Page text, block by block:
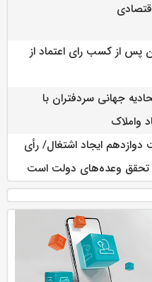
پس از کسب رای اعتماد از
جهانی سردفتران با
واملاک
دوازدهم ایجاد اشتغال/ رأی
تحقق وعده‌های دولت است